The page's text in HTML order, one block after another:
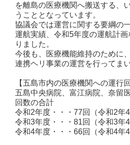
を離島の医療機関へ搬送する、
うこととなっています。
協議会では運営に関する要綱の
運航実績、令和5年度の運航計
りました。
今後も、医療機能維持のために
連携ヘリ事業の運営を行ってま
【五島市内の医療機関への運行回
五島中央病院、富江病院、奈留
回数の合計
令和2年度・・・77回（令和2年4
令和3年度・・・81回（令和3年4
令和4年度・・・66回（令和4年